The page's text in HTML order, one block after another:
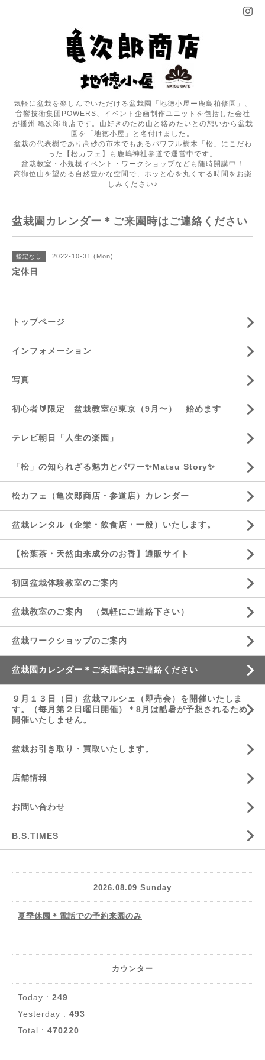
気軽に盆栽を楽しんでいただける盆栽園「地徳小屋ー鹿島柏修園」、
音響技術集団POWERS、イベント企画制作ユニットを包括した会社
が播州 亀次郎商店です。山好きのため山と絡めたいとの想いから盆栽
園を「地徳小屋」と名付けました。
盆栽の代表樹であり高砂の市木でもあるパワフル樹木「松」にこだわ
った【松カフェ】も鹿嶋神社参道で運営中です。
盆栽教室・小規模イベント・ワークショップなども随時開講中！
高御位山を望める自然豊かな空間で、ホッと心を丸くする時間をお楽
しみください♪
盆栽園カレンダー＊ご来園時はご連絡ください
指定なし 2022-10-31 (Mon)
定休日
トップページ
インフォメーション
写真
初心者🔰限定 盆栽教室@東京（9月〜） 始めます
テレビ朝日「人生の楽園」
「松」の知られざる魅力とパワー✨Matsu Story✨
松カフェ（亀次郎商店・参道店）カレンダー
盆栽レンタル（企業・飲食店・一般）いたします。
【松葉茶・天然由来成分のお香】通販サイト
初回盆栽体験教室のご案内
盆栽教室のご案内 （気軽にご連絡下さい）
盆栽ワークショップのご案内
盆栽園カレンダー＊ご来園時はご連絡ください
９月１３日（日）盆栽マルシェ（即売会）を開催いたしま
す。（毎月第２日曜日開催）＊8月は酷暑が予想されるため
開催いたしません。
盆栽お引き取り・買取いたします。
店舗情報
お問い合わせ
B.S.TIMES
2026.08.09 Sunday
夏季休園＊電話での予約来園のみ
カウンター
Today : 249
Yesterday : 493
Total : 470220